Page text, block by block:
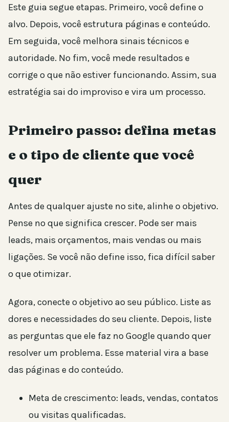
Este guia segue etapas. Primeiro, você define o
alvo. Depois, você estrutura páginas e conteúdo.
Em seguida, você melhora sinais técnicos e
autoridade. No fim, você mede resultados e
corrige o que não estiver funcionando. Assim, sua
estratégia sai do improviso e vira um processo.
Primeiro passo: defina metas
e o tipo de cliente que você
quer
Antes de qualquer ajuste no site, alinhe o objetivo.
Pense no que significa crescer. Pode ser mais
leads, mais orçamentos, mais vendas ou mais
ligações. Se você não define isso, fica difícil saber
o que otimizar.
Agora, conecte o objetivo ao seu público. Liste as
dores e necessidades do seu cliente. Depois, liste
as perguntas que ele faz no Google quando quer
resolver um problema. Esse material vira a base
das páginas e do conteúdo.
Meta de crescimento: leads, vendas, contatos
ou visitas qualificadas.